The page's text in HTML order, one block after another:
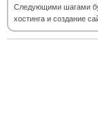
Следующими шагами
хостинга и создание